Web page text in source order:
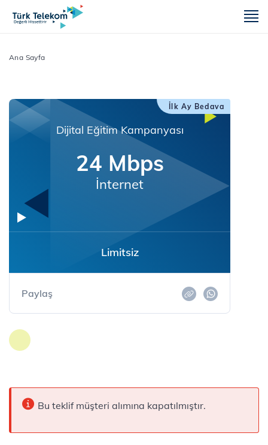
Ana Sayfa
İlk Ay Bedava
Dijital Eğitim Kampanyası
24 Mbps
İnternet
Limitsiz
Paylaş
Bu teklif müşteri alımına kapatılmıştır.